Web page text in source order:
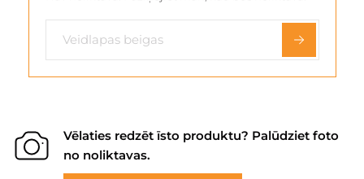
Vēlaties redzēt īsto produktu? Palūdziet foto
no noliktavas.